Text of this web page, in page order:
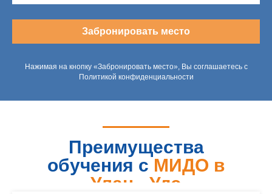
Забронировать место
Нажимая на кнопку «Забронировать место», Вы соглашаетесь с
Политикой конфиденциальности
Преимущества
обучения с МИДО в
Улан - Удэ